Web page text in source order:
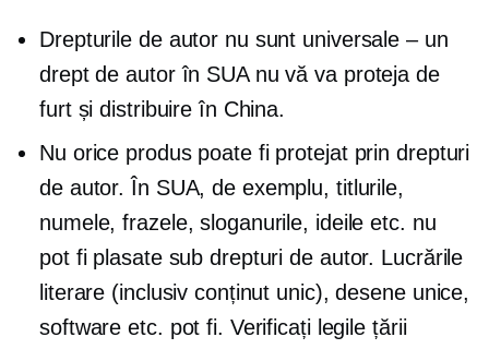
Drepturile de autor nu sunt universale – un
drept de autor în SUA nu vă va proteja de
furt și distribuire în China.
Nu orice produs poate fi protejat prin drepturi
de autor. În SUA, de exemplu, titlurile,
numele, frazele, sloganurile, ideile etc. nu
pot fi plasate sub drepturi de autor. Lucrările
literare (inclusiv conținut unic), desene unice,
software etc. pot fi. Verificați legile țării